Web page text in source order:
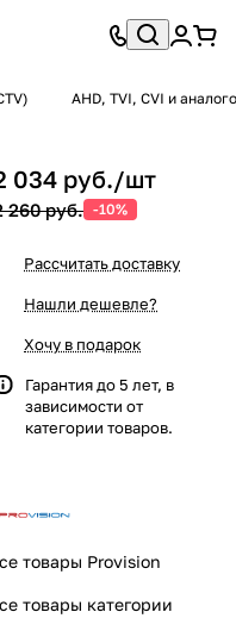
AHD, TVI, CVI и
034 руб./шт
260 руб. -10%
Рассчитать доставку
Нашли дешевле?
Хочу в подарок
Гарантия до 5 лет, в
зависимости от
категории товаров.
товары Provision
товары категории